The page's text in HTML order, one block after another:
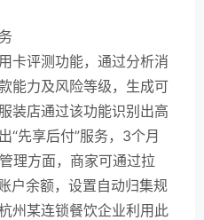
卡评测功能，通过分析消
能力及风险等级，生成可
装店通过该功能识别出高
“先享后付”服务，3个月
理方面，商家可通过拉
户余额，设置自动归集规
州某连锁餐饮企业利用此